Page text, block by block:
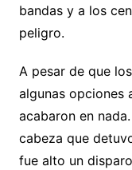
bandas y a los
peligro.
A pesar de que
algunas opciones
acabaron en nada.
cabeza que
fue alto un